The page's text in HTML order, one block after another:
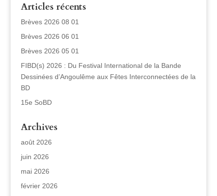
Articles récents
Brèves 2026 08 01
Brèves 2026 06 01
Brèves 2026 05 01
FIBD(s) 2026 : Du Festival International de la Bande
Dessinées d’Angoulême aux Fêtes Interconnectées de la
BD
15e SoBD
Archives
août 2026
juin 2026
mai 2026
février 2026